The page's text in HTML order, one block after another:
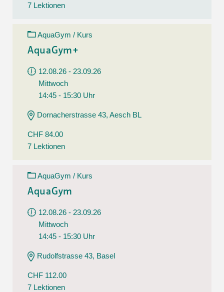
7 Lektionen
AquaGym / Kurs
AquaGym+
12.08.26 - 23.09.26
Mittwoch
14:45 - 15:30 Uhr
Dornacherstrasse 43, Aesch BL
CHF 84.00
7 Lektionen
AquaGym / Kurs
AquaGym
12.08.26 - 23.09.26
Mittwoch
14:45 - 15:30 Uhr
Rudolfstrasse 43, Basel
CHF 112.00
7 Lektionen